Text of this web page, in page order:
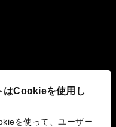
はCookieを使用し
を使って、ユーザー